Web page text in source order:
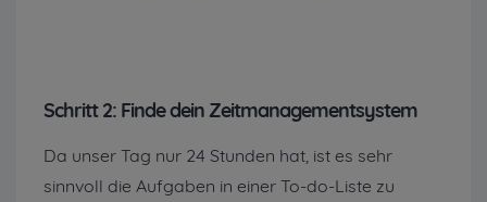
Schritt 2: Finde dein Zeitmanagementsystem
Da unser Tag nur 24 Stunden hat, ist es sehr
sinnvoll die Aufgaben in einer To-do-Liste zu